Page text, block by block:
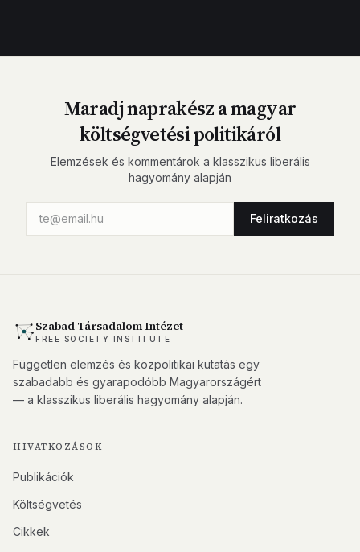
Maradj naprakész a magyar
költségvetési politikáról
Elemzések és kommentárok a klasszikus liberális
hagyomány alapján
Feliratkozás
Szabad Társadalom Intézet
FREE SOCIETY INSTITUTE
Független elemzés és közpolitikai kutatás egy
szabadabb és gyarapodóbb Magyarországért
— a klasszikus liberális hagyomány alapján.
HIVATKOZÁSOK
Publikációk
Költségvetés
Cikkek